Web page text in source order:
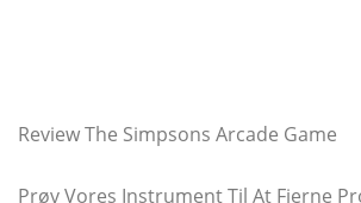
Review The Simpsons Arcade Game
Prøv Vores Instrument Til At Fjerne